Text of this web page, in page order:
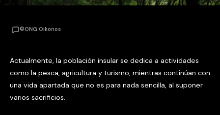
©ONG Oikonos
Actualmente, la población insular se dedica a actividades
como la pesca, agricultura y turismo, mientras continúan con
una vida apartada que no es para nada sencilla, al suponer
varios sacrificios.